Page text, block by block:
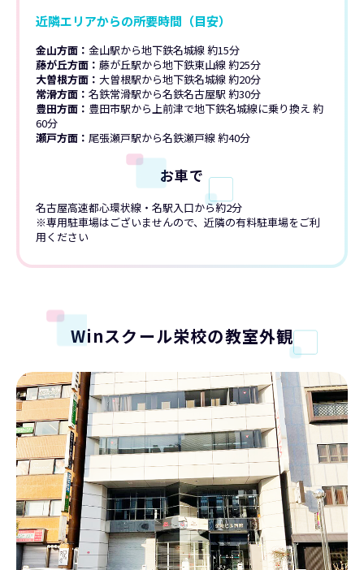
近隣エリアからの所要時間（目安）
金山方面： 金山駅から地下鉄名城線 約15分
藤が丘方面： 藤が丘駅から地下鉄東山線 約25分
大曽根方面： 大曽根駅から地下鉄名城線 約20分
常滑方面： 名鉄常滑駅から名鉄名古屋駅 約30分
豊田方面： 豊田市駅から上前津で地下鉄名城線に乗り換え 約
60分
瀬戸方面： 尾張瀬戸駅から名鉄瀬戸線 約40分
お車で
名古屋高速都心環状線・名駅入口から約2分
※専用駐車場はございませんので、近隣の有料駐車場をご利
用ください
Winスクール栄校の教室外観